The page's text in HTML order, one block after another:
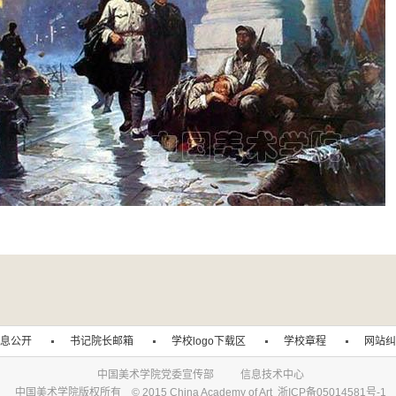
公开 书记院长邮箱 学校logo下载区 学校章程 网站
中国美术学院党委宣传部 信息技术中心
中国美术学院版权所有 © 2015 China Academy of Art 浙ICP备05014581号-1